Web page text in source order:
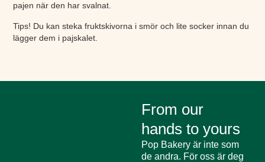
pajen när den har svalnat.
Tips! Du kan steka fruktskivorna i smör och lite socker innan du
lägger dem i pajskalet.
From our
hands to yours
Pop Bakery är inte som
de andra. För oss är deg